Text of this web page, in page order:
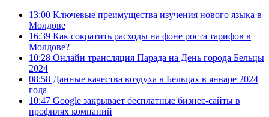
13:00 Ключевые преимущества изучения нового языка в
Молдове
16:39 Как сократить расходы на фоне роста тарифов в
Молдове?
10:28 Онлайн трансляция Парада на День города Бельцы
2024
08:58 Данные качества воздуха в Бельцах в январе 2024
года
10:47 Google закрывает бесплатные бизнес-сайты в
профилях компаний